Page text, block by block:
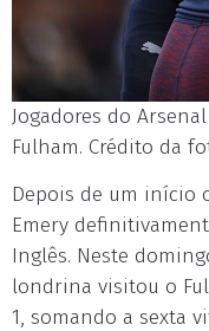
Jogadores do
Fulham. Crédito da
Depois de um início
Emery
Inglês. Neste
londrina visitou o
1, somando a sexta